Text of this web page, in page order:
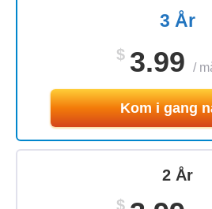
3 År
$ 3.99 /
Kom i gang
2 År
$